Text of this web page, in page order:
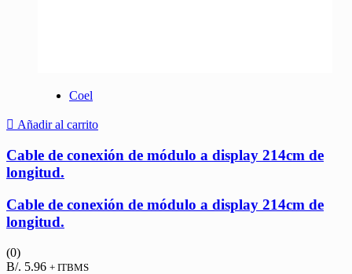
Coel
Añadir al carrito
Cable de conexión de módulo a display 214cm de
longitud.
Cable de conexión de módulo a display 214cm de
longitud.
(0)
B/. 5.96 + ITBMS